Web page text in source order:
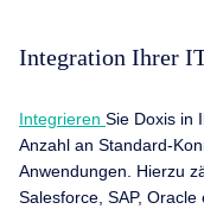
Integration Ihrer
Integrieren Sie Doxis in
Anzahl an Standard-
Anwendungen. Hierzu
Salesforce, SAP,